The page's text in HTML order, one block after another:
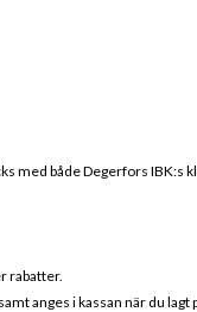
med bådeDegerfors IBK:s
rabatter.
anges i kassan när du